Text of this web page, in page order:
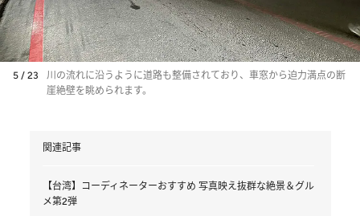
5 / 23
川の流れに沿うように道路も整備されており、車窓から迫力満点の断
崖絶壁を眺められます。
関連記事
【台湾】コーディネーターおすすめ 写真映え抜群な絶景＆グル
メ第2弾